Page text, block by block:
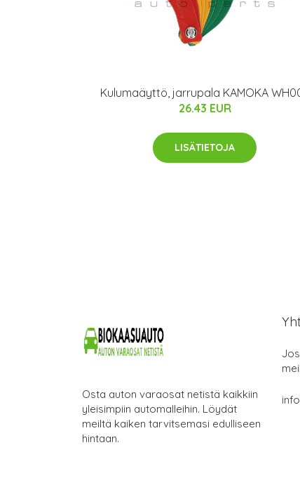
Kulumaäyttö, jarrupala KAMOKA
26.43 EUR
LISÄTIETOJA
Osta auton varaosat netistä kaikkiin
yleisimpiin automalleihin. Löydät
meiltä kaiken tarvitsemasi edulliseen
hintaan.